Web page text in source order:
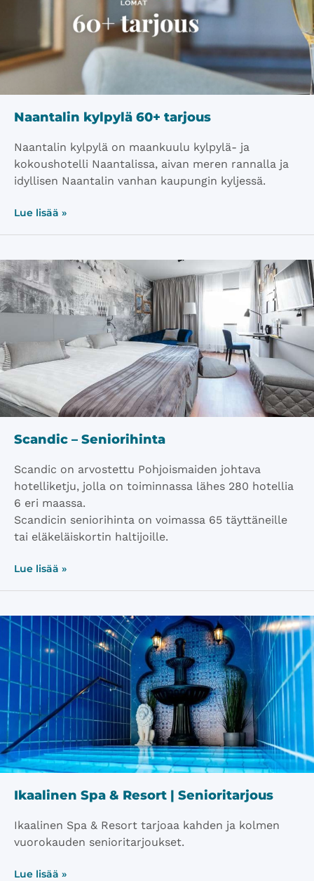
Naantalin kylpylä 60+ tarjous
Naantalin kylpylä on maankuulu kylpylä- ja
kokoushotelli Naantalissa, aivan meren rannalla ja
idyllisen Naantalin vanhan kaupungin kyljessä.
Lue lisää »
Scandic – Seniorihinta
Scandic on arvostettu Pohjoismaiden johtava
hotelliketju, jolla on toiminnassa ​lähes 280 hotellia
6 eri maassa.
Scandicin seniorihinta on voimassa 65 täyttäneille
tai eläkeläiskortin haltijoille.
Lue lisää »
Ikaalinen Spa & Resort | Senioritarjous
Ikaalinen Spa & Resort tarjoaa kahden ja kolmen
vuorokauden senioritarjoukset.
Lue lisää »